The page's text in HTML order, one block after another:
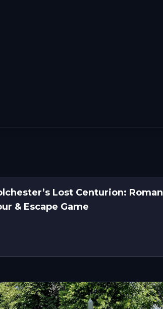
Lost Centurion: Roman
& Escape Game